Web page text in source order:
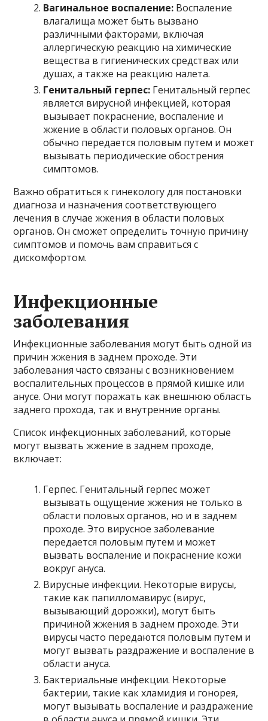
Вагинальное воспаление: Воспаление
влагалища может быть вызвано
различными факторами, включая
аллергическую реакцию на химические
вещества в гигиенических средствах или
душах, а также на реакцию налета.
Генитальный герпес: Генитальный герпес
является вирусной инфекцией, которая
вызывает покраснение, воспаление и
жжение в области половых органов. Он
обычно передается половым путем и может
вызывать периодические обострения
симптомов.
Важно обратиться к гинекологу для постановки
диагноза и назначения соответствующего
лечения в случае жжения в области половых
органов. Он сможет определить точную причину
симптомов и помочь вам справиться с
дискомфортом.
Инфекционные
заболевания
Инфекционные заболевания могут быть одной из
причин жжения в заднем проходе. Эти
заболевания часто связаны с возникновением
воспалительных процессов в прямой кишке или
анусе. Они могут поражать как внешнюю область
заднего прохода, так и внутренние органы.
Список инфекционных заболеваний, которые
могут вызвать жжение в заднем проходе,
включает:
Герпес. Генитальный герпес может
вызывать ощущение жжения не только в
области половых органов, но и в заднем
проходе. Это вирусное заболевание
передается половым путем и может
вызвать воспаление и покраснение кожи
вокруг ануса.
Вирусные инфекции. Некоторые вирусы,
такие как папилломавирус (вирус,
вызывающий дорожки), могут быть
причиной жжения в заднем проходе. Эти
вирусы часто передаются половым путем и
могут вызвать раздражение и воспаление в
области ануса.
Бактериальные инфекции. Некоторые
бактерии, такие как хламидия и гонорея,
могут вызывать воспаление и раздражение